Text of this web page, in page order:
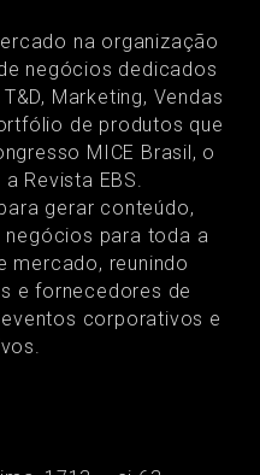
na organização
negócios dedicados
Marketing, Vendas
de produtos que
MICE Brasil, o
Revista EBS.
gerar conteúdo,
para toda a
mercado, reunindo
e fornecedores de
corporativos e